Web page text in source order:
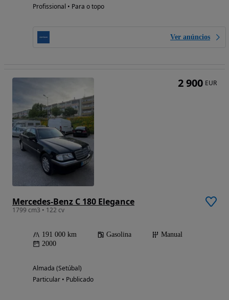
Profissional • Para o topo
Ver anúncios
Mercedes-Benz C 180 Elegance
1799 cm3 • 122 cv
191 000 km Gasolina
Manual
2000
Almada (Setúbal)
Particular • Publicado
2 900 EUR